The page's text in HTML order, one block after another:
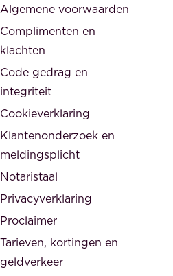
d
e
n
i
n
t
g
.
,
d
e
o
v
e
r
h
e
i
e
n
Algemene voorwaarden
Complimenten en
klachten
Code gedrag en
integriteit
Cookieverklaring
Klantenonderzoek en
meldingsplicht
Notaristaal
Privacyverklaring
Proclaimer
Tarieven, kortingen en
geldverkeer